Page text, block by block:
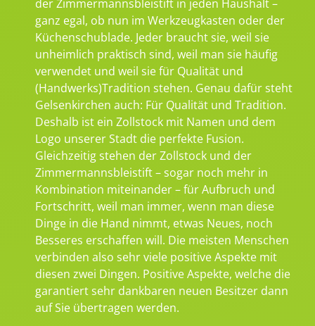
der Zimmermannsbleistift in jeden Haushalt –
ganz egal, ob nun im Werkzeugkasten oder der
Küchenschublade. Jeder braucht sie, weil sie
unheimlich praktisch sind, weil man sie häufig
verwendet und weil sie für Qualität und
(Handwerks)Tradition stehen. Genau dafür steht
Gelsenkirchen auch: Für Qualität und Tradition.
Deshalb ist ein Zollstock mit Namen und dem
Logo unserer Stadt die perfekte Fusion.
Gleichzeitig stehen der Zollstock und der
Zimmermannsbleistift – sogar noch mehr in
Kombination miteinander – für Aufbruch und
Fortschritt, weil man immer, wenn man diese
Dinge in die Hand nimmt, etwas Neues, noch
Besseres erschaffen will. Die meisten Menschen
verbinden also sehr viele positive Aspekte mit
diesen zwei Dingen. Positive Aspekte, welche die
garantiert sehr dankbaren neuen Besitzer dann
auf Sie übertragen werden.